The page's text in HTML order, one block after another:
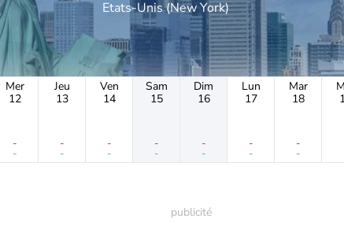
Etats-Unis (New York)
Mer
12
-
-
Jeu
13
-
-
Ven
14
-
-
Sam
15
-
-
Dim
16
-
-
Lun
17
-
-
Mar
18
-
-